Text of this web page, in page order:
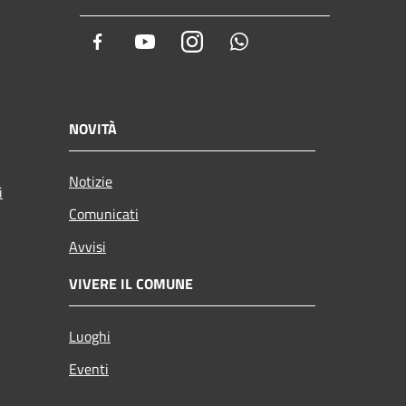
Facebook YoutubeInstagram
NOVITÀ
Notizie
Comunicati
Avvisi
VIVERE IL COMUNE
Luoghi
Eventi